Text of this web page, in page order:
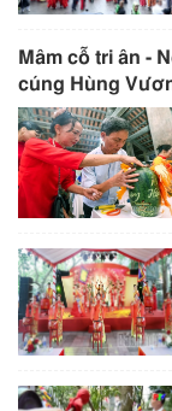
Mâm cỗ tri ân -
cúng Hùng